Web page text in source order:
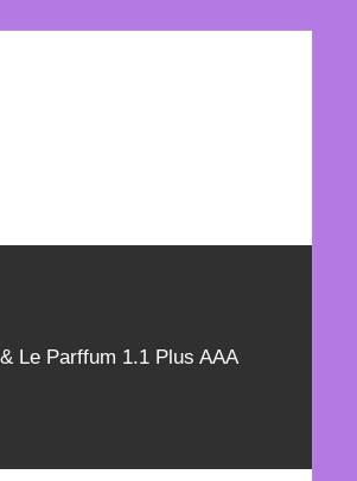
Le Parffum 1.1 Plus AAA